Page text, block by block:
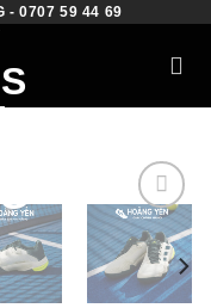
- 0707 59 44 69
Add to
wishlist